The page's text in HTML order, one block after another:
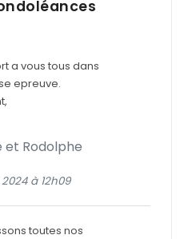
a vous tous dans
epreuve.
et Rodolphe
à 12h09
toutes nos